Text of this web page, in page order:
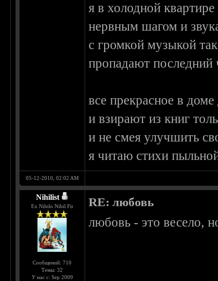
я в холодной
нервным шагом и
с громкой музыкой
пропадают последний
все прекрасное в
и взирают из книг
и не смея улучшить
я читаю стихи
05-12-2010, 02:02 AM
Nihilist
Ex Nihilo Nihil Fit
Сообщений: 710
Темы: 32
У нас с: Sep 2009
RE: любовь
любовь - это весело,